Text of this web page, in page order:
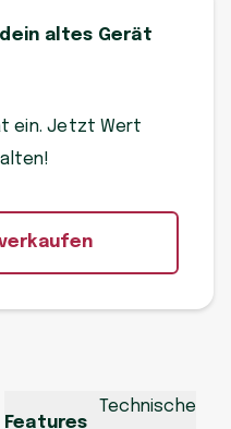
altes Gerät
ein. Jetzt Wert
Features
Technische